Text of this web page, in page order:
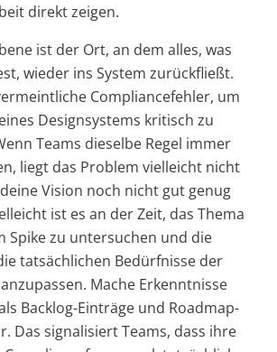
direkt zeigen.
ist der Ort, an dem alles, was
wieder ins System zurückfließt.
Compliancefehler, um
Designsystems kritisch zu
Teams dieselbe Regel immer
liegt das Problem vielleicht nicht
Vision noch nicht gut genug
ist es an der Zeit, das Thema
Spike zu untersuchen und die
tatsächlichen Bedürfnisse der
Mache Erkenntnisse
Backlog-Einträge und Roadmap-
Das signalisiert Teams, dass ihre